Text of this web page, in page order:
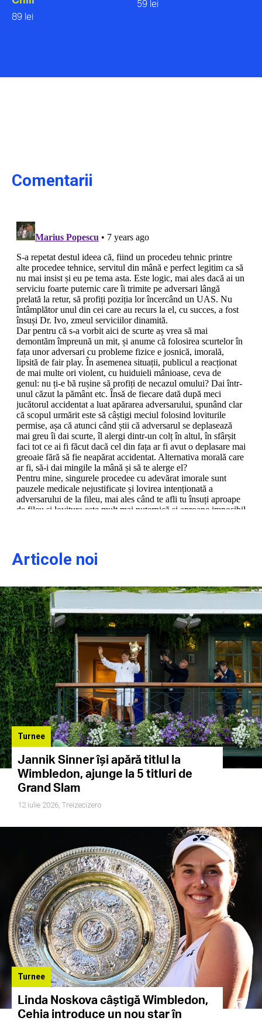
89 lei
59 lei
Comentarii
Articole noi
Turnee
Jannik Sinner își apără titlul la
Wimbledon, ajunge la 5 titluri de
Grand Slam
12 iulie 2026, Treizecizero
Turnee
Linda Noskova câștigă Wimbledon,
Cehia introduce un nou star în